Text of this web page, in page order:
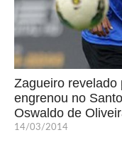
Zagueiro revelado
engrenou no
Oswaldo de
14/03/2014